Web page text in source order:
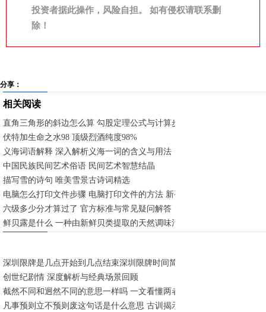
投资者据此操作，风险自担。 如有侵权请联系删
除！
分享：
相关阅读
直角三角形的斜边怎么算 勾股定理公式与计算步骤
伏特加生命之水98 顶级烈酒纯度98%
义海词语解释 深入解析义海一词的含义与用法
中国民族民间艺术俗语 民间艺术智慧结晶
描写雪的诗句 唯美雪景古诗词精选
电脑怎么打印文件步骤 电脑打印文件的方法 新手快速入门指南
六级多少分才算过了 官方标准与常见疑问解答
鲜贝露是什么 一种由新鲜贝类提取的天然调味汁
深圳限牌是几点开始到几点结束深圳限牌时间简述 工作日早晚高峰限行
创世纪剧情 深度解析与经典场景回顾
截然不同和迥然不同的意思一样吗 一文看懂两者异同
凡事预则立不预则废这句话是什么意思 古训揭示提前规划的重要性